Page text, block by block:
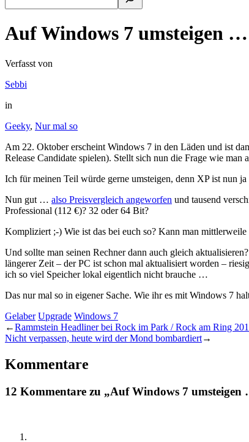
Auf Windows 7 umsteigen
Verfasst von
Sebbi
in
Geeky, Nur mal so
Am 22. Oktober erscheint Windows 7 in den Läden und ist
Release Candidate spielen). Stellt sich nun die Frage wie
Ich für meinen Teil würde gerne umsteigen, denn XP ist nun
Nun gut … also Preisvergleich angeworfen und tausend
Professional (112 €)? 32 oder 64 Bit?
Kompliziert ;-) Wie ist das bei euch so? Kann man
Und sollte man seinen Rechner dann auch gleich
längerer Zeit – der PC ist schon mal aktualisiert worden –
ich so viel Speicher lokal eigentlich nicht brauche …
Das nur mal so in eigener Sache. Wie ihr es mit Windows 7
Gelaber Upgrade Windows 7
←Rammstein Headliner bei Rock im Park / Rock am Ring
Nicht verpassen, heute wird der Mond bombardiert→
Kommentare
12 Kommentare zu „Auf Windows 7